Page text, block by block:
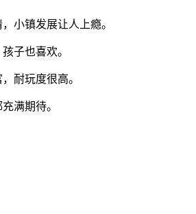
小镇发展让人上瘾。
子也喜欢。
耐玩度很高。
满期待。